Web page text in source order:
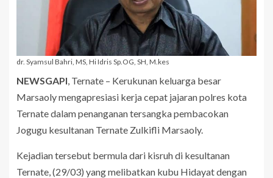
dr. Syamsul Bahri, MS, Hi Idris Sp.OG, SH, M.kes
NEWSGAPI , Ternate – Kerukunan keluarga besar
Marsaoly mengapresiasi kerja cepat jajaran polres kota
Ternate dalam penanganan tersangka pembacokan
Jogugu kesultanan Ternate Zulkifli Marsaoly.
Kejadian tersebut bermula dari kisruh di kesultanan
Ternate, (29/03) yang melibatkan kubu Hidayat dengan